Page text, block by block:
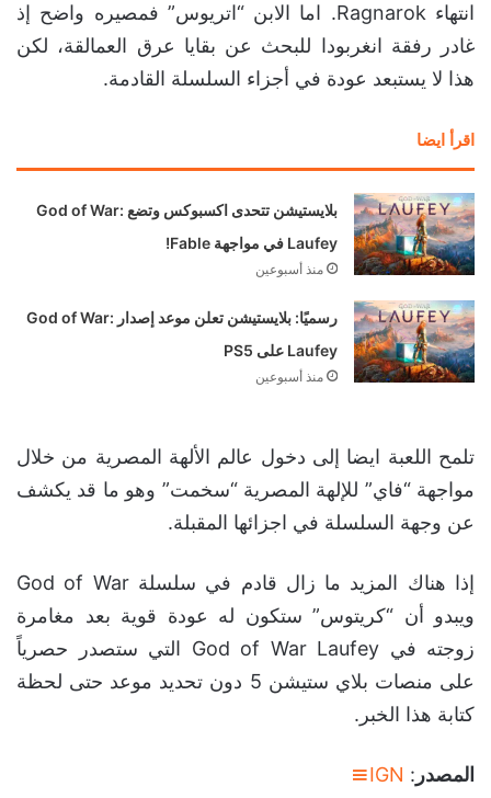
انتهاء Ragnarok. اما الابن “اتريوس” فمصيره واضح إذ
غادر رفقة انغربودا للبحث عن بقايا عرق العمالقة، لكن
هذا لا يستبعد عودة في أجزاء السلسلة القادمة.
اقرأ ايضا
بلايستيشن تتحدى اكسبوكس وتضع God of War:
Laufey في مواجهة Fable!
منذ أسبوعين
رسميًا: بلايستيشن تعلن موعد إصدار God of War:
Laufey على PS5
منذ أسبوعين
تلمح اللعبة ايضا إلى دخول عالم الألهة المصرية من خلال
مواجهة “فاي” للإلهة المصرية “سخمت” وهو ما قد يكشف
عن وجهة السلسلة في اجزائها المقبلة.
إذا هناك المزيد ما زال قادم في سلسلة God of War
ويبدو أن “كريتوس” ستكون له عودة قوية بعد مغامرة
زوجته في God of War Laufey التي ستصدر حصرياً
على منصات بلاي ستيشن 5 دون تحديد موعد حتى لحظة
كتابة هذا الخبر.
المصدر :
IGN